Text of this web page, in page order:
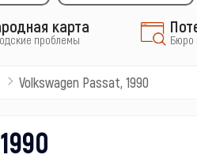
карта
проблемы Бюро
Volkswagen Passat, 1990